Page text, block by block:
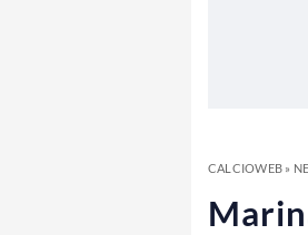
CALCIOWEB»